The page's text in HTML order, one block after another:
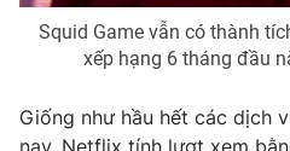
VTV9
Squid Game vẫn có thành
xếp hạng 6 tháng đầu
Giống như hầu hết các dịch
nay, Netflix tính lượt xem